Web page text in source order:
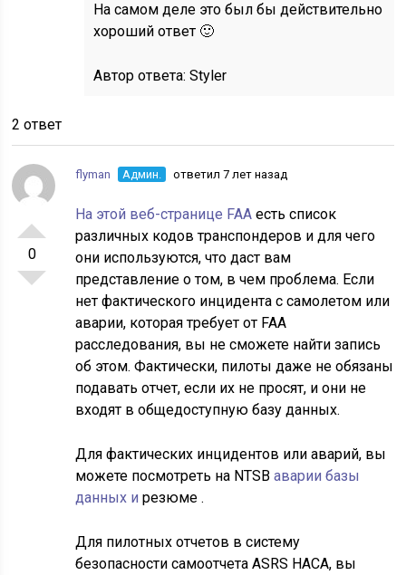
На самом деле это был бы действительно
хороший ответ 🙂
Автор ответа:Styler
2 ответ
0
flyman Админ. ответил 7 лет назад
На этой веб-странице FAAесть список
различных кодов транспондеров и для чего
они используются, что даст вам
представление о том, в чем проблема. Если
нет фактического инцидента с самолетом или
аварии, которая требует от FAA
расследования, вы не сможете найти запись
об этом. Фактически, пилоты даже не обязаны
подавать отчет, если их не просят, и они не
входят в общедоступную базу данных.
Для фактических инцидентов или аварий, вы
можете посмотреть на NTSBаварии базы
данных ирезюме .
Для пилотных отчетов в систему
безопасности самоотчета ASRS НАСА, вы